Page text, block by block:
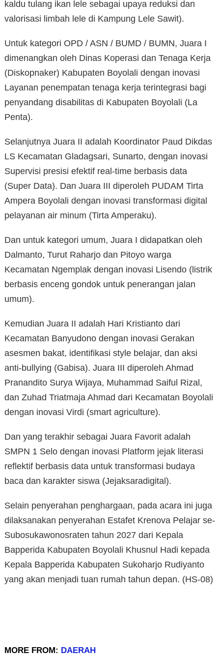
kaldu tulang ikan lele sebagai upaya reduksi dan
valorisasi limbah lele di Kampung Lele Sawit).
Untuk kategori OPD / ASN / BUMD / BUMN, Juara I
dimenangkan oleh Dinas Koperasi dan Tenaga Kerja
(Diskopnaker) Kabupaten Boyolali dengan inovasi
Layanan penempatan tenaga kerja terintegrasi bagi
penyandang disabilitas di Kabupaten Boyolali (La
Penta).
Selanjutnya Juara II adalah Koordinator Paud Dikdas
LS Kecamatan Gladagsari, Sunarto, dengan inovasi
Supervisi presisi efektif real-time berbasis data
(Super Data). Dan Juara III diperoleh PUDAM Tirta
Ampera Boyolali dengan inovasi transformasi digital
pelayanan air minum (Tirta Amperaku).
Dan untuk kategori umum, Juara I didapatkan oleh
Dalmanto, Turut Raharjo dan Pitoyo warga
Kecamatan Ngemplak dengan inovasi Lisendo (listrik
berbasis enceng gondok untuk penerangan jalan
umum).
Kemudian Juara II adalah Hari Kristianto dari
Kecamatan Banyudono dengan inovasi Gerakan
asesmen bakat, identifikasi style belajar, dan aksi
anti-bullying (Gabisa). Juara III diperoleh Ahmad
Pranandito Surya Wijaya, Muhammad Saiful Rizal,
dan Zuhad Triatmaja Ahmad dari Kecamatan Boyolali
dengan inovasi Virdi (smart agriculture).
Dan yang terakhir sebagai Juara Favorit adalah
SMPN 1 Selo dengan inovasi Platform jejak literasi
reflektif berbasis data untuk transformasi budaya
baca dan karakter siswa (Jejaksaradigital).
Selain penyerahan penghargaan, pada acara ini juga
dilaksanakan penyerahan Estafet Krenova Pelajar se-
Subosukawonosraten tahun 2027 dari Kepala
Bapperida Kabupaten Boyolali Khusnul Hadi kepada
Kepala Bapperida Kabupaten Sukoharjo Rudiyanto
yang akan menjadi tuan rumah tahun depan. (HS-08)
MORE FROM: DAERAH